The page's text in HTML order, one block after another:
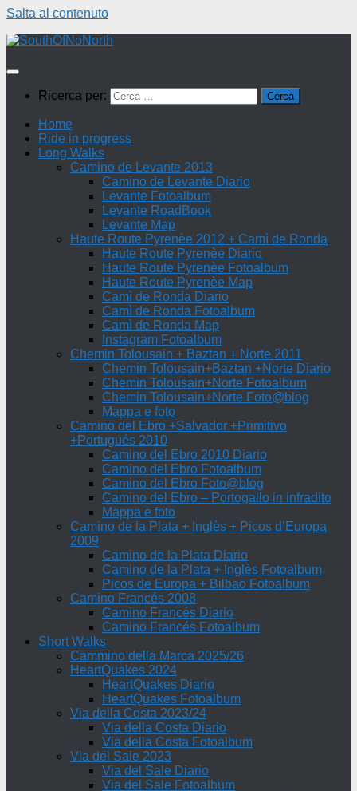
Salta al contenuto
Ricerca per:
Home
Ride in progress
Long Walks
Camino de Levante 2013
Camino de Levante Diario
Levante Fotoalbum
Levante RoadBook
Levante Map
Haute Route Pyrenèe 2012 + Camì de Ronda
Haute Route Pyrenèe Diario
Haute Route Pyrenèe Fotoalbum
Haute Route Pyrenèe Map
Camì de Ronda Diario
Camì de Ronda Fotoalbum
Camì de Ronda Map
Instagram Fotoalbum
Chemin Tolousain + Baztan + Norte 2011
Chemin Tolousain+Baztan +Norte Diario
Chemin Tolousain+Norte Fotoalbum
Chemin Tolousain+Norte Foto@blog
Mappa e foto
Camino del Ebro +Salvador +Primitivo
+Portugués 2010
Camino del Ebro 2010 Diario
Camino del Ebro Fotoalbum
Camino del Ebro Foto@blog
Camino del Ebro – Portogallo in infradito
Mappa e foto
Camino de la Plata + Inglès + Picos d’Europa
2009
Camino de la Plata Diario
Camino de la Plata + Inglès Fotoalbum
Picos de Europa + Bilbao Fotoalbum
Camino Francés 2008
Camino Francés Diario
Camino Francés Fotoalbum
Short Walks
Cammino della Marca 2025/26
HeartQuakes 2024
HeartQuakes Diario
HeartQuakes Fotoalbum
Via della Costa 2023/24
Via della Costa Diario
Via della Costa Fotoalbum
Via del Sale 2023
Via del Sale Diario
Via del Sale Fotoalbum